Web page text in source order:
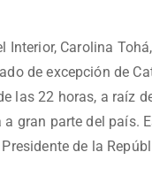
Interior, Carolina
de excepción de
las 22 horas, a raíz
a gran parte del país.
de la Repúbl